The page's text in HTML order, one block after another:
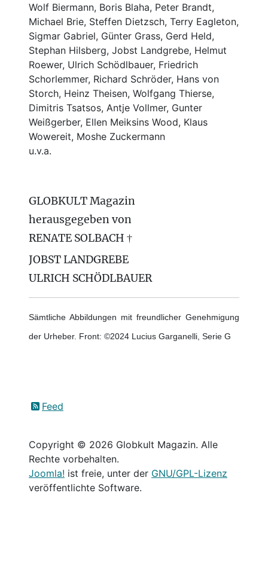
Wolf Biermann, Boris Blaha, Peter Brandt,
Michael Brie, Steffen Dietzsch, Terry Eagleton,
Sigmar Gabriel, Günter Grass, Gerd Held,
Stephan Hilsberg, Jobst Landgrebe, Helmut
Roewer, Ulrich Schödlbauer, Friedrich
Schorlemmer, Richard Schröder, Hans von
Storch, Heinz Theisen, Wolfgang Thierse,
Dimitris Tsatsos, Antje Vollmer, Gunter
Weißgerber, Ellen Meiksins Wood, Klaus
Wowereit, Moshe Zuckermann
u.v.a.
GLOBKULT Magazin
herausgegeben von
RENATE SOLBACH †
JOBST LANDGREBE
ULRICH SCHÖDLBAUER
Sämtliche Abbildungen mit freundlicher Genehmigung
der Urheber. Front: ©2024 Lucius Garganelli, Serie G
Feed
Copyright © 2026 Globkult Magazin. Alle
Rechte vorbehalten.
Joomla! ist freie, unter der GNU/GPL-Lizenz
veröffentlichte Software.